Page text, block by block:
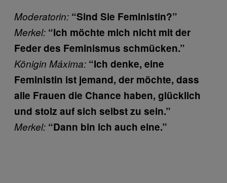
Moderatorin: “Sind Sie Feministin?”
Merkel: “Ich möchte mich nicht mit der
Feder des Feminismus schmücken.”
Königin Máxima: “Ich denke, eine
Feministin ist jemand, der möchte, dass
alle Frauen die Chance haben, glücklich
und stolz auf sich selbst zu sein.”
Merkel: “Dann bin ich auch eine.”